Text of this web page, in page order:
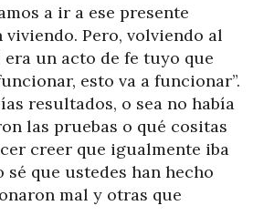
a ir a ese presente
Pero, volviendo al
era un acto de fe tuyo que
esto va a funcionar”.
resultados, o sea no había
las pruebas o qué cositas
creer que igualmente iba
sé que ustedes han hecho
mal y otras que